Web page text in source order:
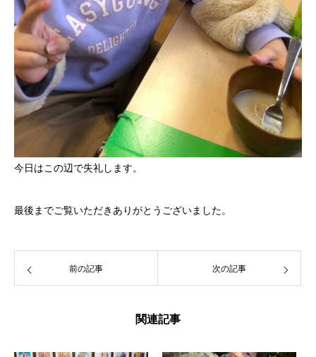
今日はこの辺で失礼します。
最後までご覧いただきありがとうございました。
前の記事 次の記事
関連記事